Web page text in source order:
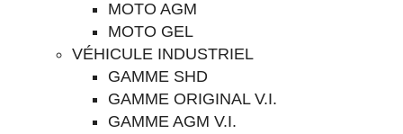
MOTO AGM
MOTO GEL
VÉHICULE INDUSTRIEL
GAMME SHD
GAMME ORIGINAL V.I.
GAMME AGM V.I.